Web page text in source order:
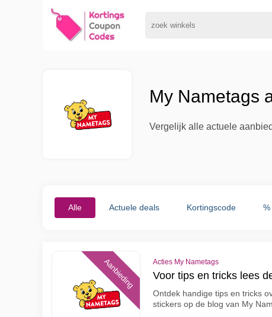
My Nametags
Vergelijk alle actuele
Alle Actuele deals Kortingscode %
Aanbieding Acties My Nametags
Voor tips en tricks lees
Ontdek handige tips en tricks
stickers op de blog van My